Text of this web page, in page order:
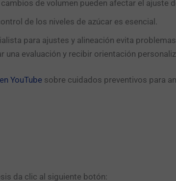
cambios de volumen pueden afectar el ajuste
de los niveles de azúcar es esencial.
para ajustes y alineación evita
una evaluación y recibir orientación
YouTubesobre cuidados preventivos para
da clic al siguiente botón:​